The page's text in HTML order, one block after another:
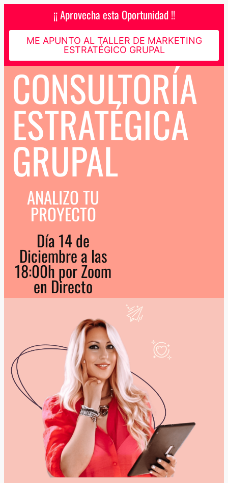
¡¡ Aprovecha esta Oportunidad !!
ME APUNTO AL TALLER DE MARKETING
ESTRATÉGICO GRUPAL
CONSULTORÍA
ESTRATÉGICA
GRUPAL
ANALIZO TU
PROYECTO
Día 14 de
Diciembre a las
18:00h por Zoom
en Directo